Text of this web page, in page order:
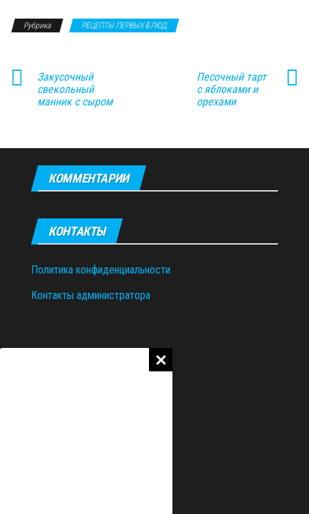
Рубрика РЕЦЕПТЫ ПЕРВЫХ БЛЮД
Закусочный
свекольный
манник с сыром
Песочный тарт
с яблоками и
орехами
КОММЕНТАРИИ
КОНТАКТЫ
Политика конфиденциальности
Контакты администратора